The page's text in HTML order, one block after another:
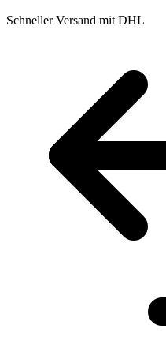
Schneller Versand mit DHL